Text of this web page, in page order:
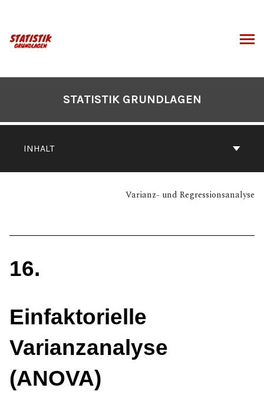
springen
INHALT
STATISTIK GRUNDLAGEN
Varianz- und Regressionsanalyse
16
Einfaktorielle
Varianzanalyse
(ANOVA)